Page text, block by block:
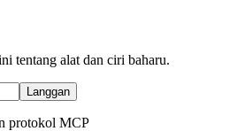
tentang alat dan ciri baharu.
Langgan
protokol MCP